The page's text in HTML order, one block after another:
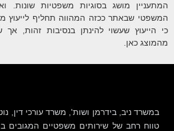
המתעניין מושג בסוגיות משפטיות שונות.
המשפטי שבאתר ככזה המהווה תחליף לייעוץ
כי הייעוץ שעשוי להינתן בנסיבות זהות, אך
מהמוצג כאן.
במשרד ניב, בידרמן ושות', משרד עורכי דין,
טווח רחב של שירותים משפטיים המגובים